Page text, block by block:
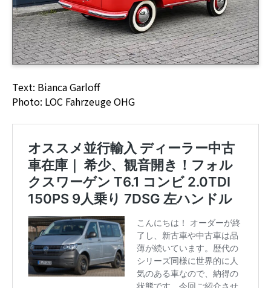
Text: Bianca Garloff
Photo: LOC Fahrzeuge OHG